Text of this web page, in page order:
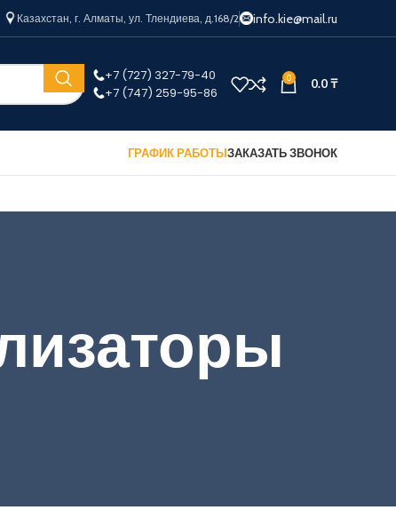
Казахстан, г. Алматы, ул. Тлендиева, д.168/2 info.kie@mail.ru
+7 (727) 327-79-40
+7 (747) 259-95-86
0 0.0₸
ГРАФИК РАБОТЫЗАКАЗАТЬ ЗВОНОК